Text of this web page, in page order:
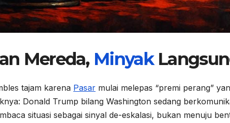
Mereda, Minyak
tajam karena Pasar mulai melepas “premi perang”
Donald Trump bilang Washington sedang
situasi sebagai sinyal de-eskalasi, bukan menuju